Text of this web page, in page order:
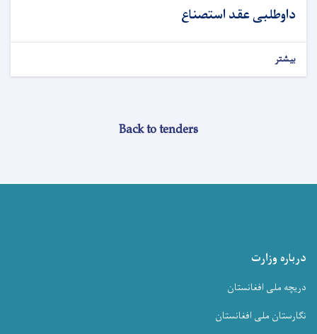
داوطلبی عقد استصناع
بیشتر
Back to tenders
درباره وزارت
دریچه ملی افغانستان
نگارستان ملی افغانستان